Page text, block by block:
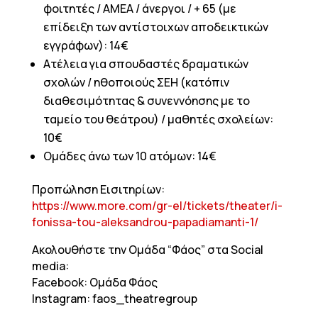
φοιτητές / ΑΜΕΑ / άνεργοι / + 65 (με
επίδειξη των αντίστοιχων αποδεικτικών
εγγράφων): 14€
Ατέλεια για σπουδαστές δραματικών
σχολών / ηθοποιούς ΣΕΗ (κατόπιν
διαθεσιμότητας & συνεννόησης με το
ταμείο του θεάτρου) / μαθητές σχολείων:
10€
Ομάδες άνω των 10 ατόμων: 14€
Προπώληση Εισιτηρίων:
https://www.more.com/gr-el/tickets/theater/i-
fonissa-tou-aleksandrou-papadiamanti-1/
Ακολουθήστε την Ομάδα “Φάος” στα Social
media:
Facebook: Ομάδα Φάος
Instagram: faos_theatregroup